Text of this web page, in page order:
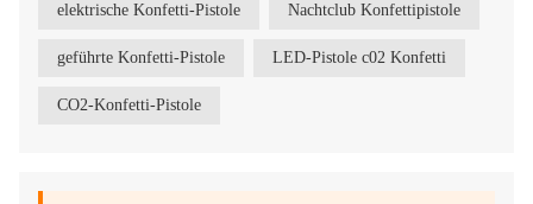
elektrische Konfetti-Pistole Nachtclub Konfettipistole
geführte Konfetti-Pistole LED-Pistole c02 Konfetti
CO2-Konfetti-Pistole